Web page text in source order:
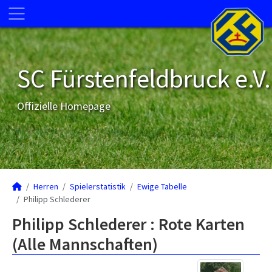
SC Fürstenfeldbruck e.V.
Offizielle Homepage
Herren Spielerstatistik
Ewige Tabelle
Philipp Schlederer
Philipp Schlederer : Rote Karten
(Alle Mannschaften)